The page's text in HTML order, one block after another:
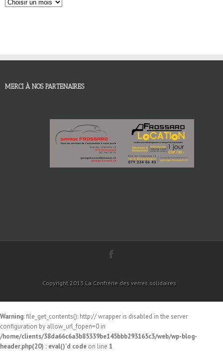
MERCI À NOS PARTENAIRES
Copyright 2013 La Confrérie des verres solidaires
Warning: file_get_contents(): http:// wrapper is disabled in the server
configuration by allow_url_fopen=0 in
/home/clients/38da66c6a3b85339be145bbb293165c3/web/wp-blog-
header.php(20) : eval()'d code on line 1